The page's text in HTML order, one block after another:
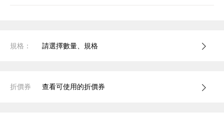
規格： 請選擇數量、規格
折價券 查看可使用的折價券